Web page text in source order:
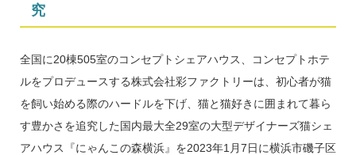
究
全国に20棟505室のコンセプトシェアハウス、コンセプトホテ
ルをプロデュースする株式会社彩ファクトリーは、初心者が猫
を飼い始める際のハードルを下げ、猫と猫好きに囲まれて暮ら
す豊かさを追究した国内最大全29室の大型デザイナーズ猫シェ
アハウス『にゃんこの森横浜』を2023年1月7日に横浜市磯子区